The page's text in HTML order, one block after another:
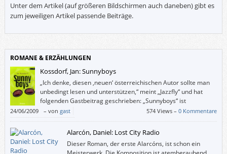
Unter dem Artikel (auf größeren Bildschirmen auch daneben) gibt es
zum jeweiligen Artikel passende Beiträge.
ROMANE & ERZÄHLUNGEN
Kossdorf, Jan: Sunnyboys
„Ich denke, diesen ,neuen‘ österreichischen Autor sollte man
unbedingt lesen und unterstützen,“ meint „Jazzfly“ und hat
folgenden Gastbeitrag geschrieben: „Sunnyboys“ ist
unglaublich authentisch, witzig und, obwohl es in Wien spielt,
gar nicht Österreich-Wien-klischeehaft geschrieben …
24/06/2009 – von gast 574 Views –0 Kommentare
Alarcón, Daniel: Lost City Radio
Dieser Roman, der erste Alarcóns, ist schon ein